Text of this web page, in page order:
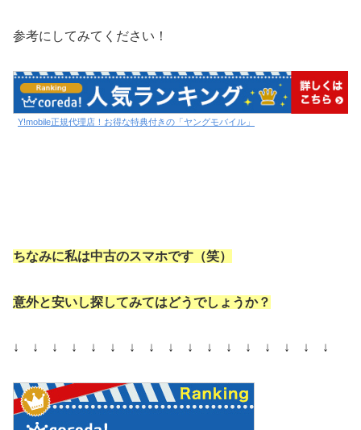
参考にしてみてください！
Y!mobile正規代理店！お得な特典付きの「ヤングモバイル」
ちなみに私は中古のスマホです（笑）
意外と安いし探してみてはどうでしょうか？
↓ ↓ ↓ ↓ ↓ ↓ ↓ ↓ ↓ ↓ ↓ ↓ ↓ ↓ ↓ ↓ ↓